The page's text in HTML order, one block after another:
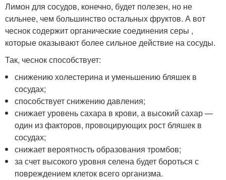
Лимон для сосудов, конечно, будет полезен, но не
сильнее, чем большинство остальных фруктов. А вот
чеснок содержит органические соединения серы ,
которые оказывают более сильное действие на сосуды.
Так, чеснок способствует:
снижению холестерина и уменьшению бляшек в
сосудах;
способствует снижению давления;
снижает уровень сахара в крови, а высокий сахар —
один из факторов, провоцирующих рост бляшек в
сосудах;
снижает вероятность образования тромбов;
за счет высокого уровня селена будет бороться с
повреждением клеток всего организма.